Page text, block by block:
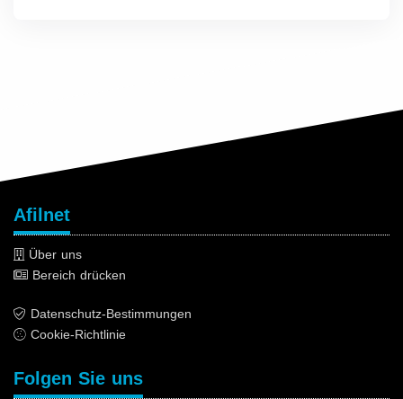
Afilnet
Über uns
Bereich drücken
Datenschutz-Bestimmungen
Cookie-Richtlinie
Folgen Sie uns